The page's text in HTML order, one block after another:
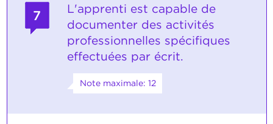
7
L'apprenti est capable de
documenter des activités
professionnelles spécifiques
effectuées par écrit.
Note maximale: 12